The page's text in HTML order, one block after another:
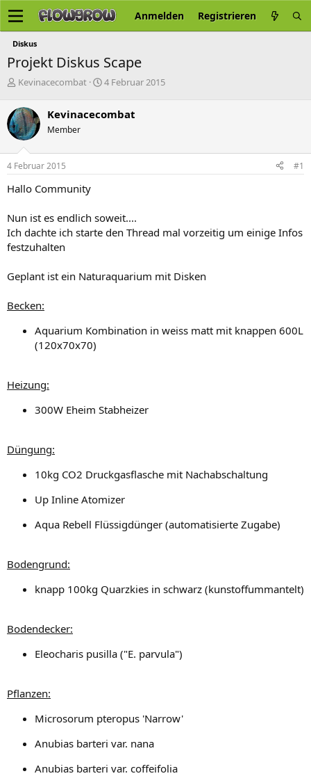
Anmelden Registrieren
Diskus
Projekt Diskus Scape
E
s
t
e
l
l
e
Kevinacecombat
E
t
l
4 Februar 2015
Kevinacecombat
Member
4 Februar 2015 #1
Hallo Community
Nun ist es endlich soweit....
Ich dachte ich starte den Thread mal vorzeitig um einige Infos
festzuhalten
Geplant ist ein Naturaquarium mit Disken
Becken:
Aquarium Kombination in weiss matt mit knappen 600L
(120x70x70)
Heizung:
300W Eheim Stabheizer
Düngung:
10kg CO2 Druckgasflasche mit Nachabschaltung
Up Inline Atomizer
Aqua Rebell Flüssigdünger (automatisierte Zugabe)
Bodengrund:
knapp 100kg Quarzkies in schwarz (kunstoffummantelt)
Bodendecker:
Eleocharis pusilla ("E. parvula")
Pflanzen:
Microsorum pteropus 'Narrow'
Anubias barteri var. nana
Anubias barteri var. coffeifolia